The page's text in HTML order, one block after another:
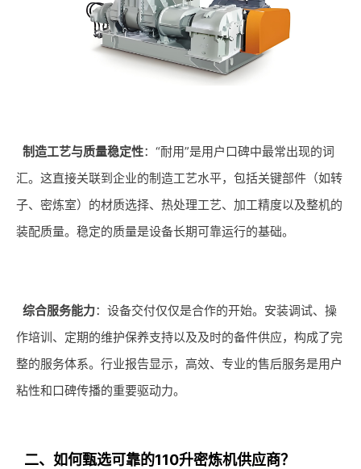
制造工艺与质量稳定性：“耐用”是用户口碑中最常出现的词
汇。这直接关联到企业的制造工艺水平，包括关键部件（如转
子、密炼室）的材质选择、热处理工艺、加工精度以及整机的
装配质量。稳定的质量是设备长期可靠运行的基础。
综合服务能力：设备交付仅仅是合作的开始。安装调试、操
作培训、定期的维护保养支持以及及时的备件供应，构成了完
整的服务体系。行业报告显示，高效、专业的售后服务是用户
粘性和口碑传播的重要驱动力。
二、如何甄选可靠的110升密炼机供应商？